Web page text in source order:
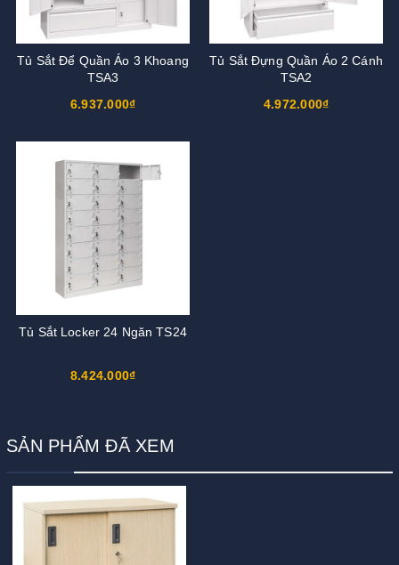
Tủ Sắt Để Quần Áo 3 Khoang
TSA3
6.937.000₫
Tủ Sắt Đựng Quần Áo 2 Cánh
TSA2
4.972.000₫
Tủ Sắt Locker 24 Ngăn TS24
8.424.000₫
SẢN PHẨM ĐÃ XEM